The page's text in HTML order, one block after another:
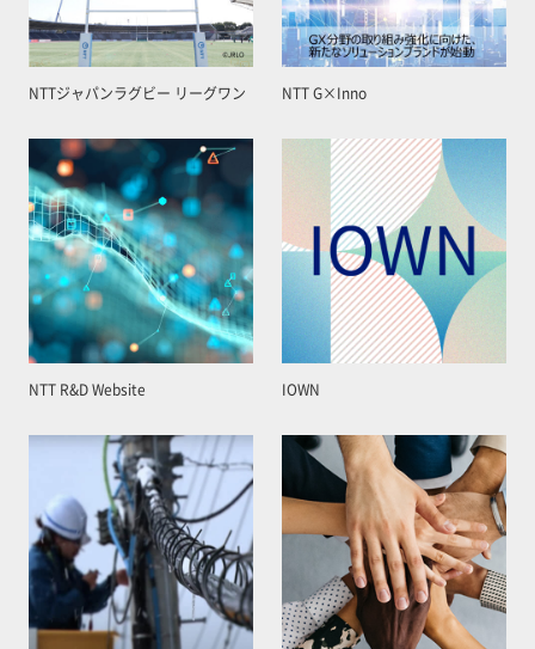
NTTジャパンラグビー リーグワン NTT G×Inno
NTT R&D Website IOWN